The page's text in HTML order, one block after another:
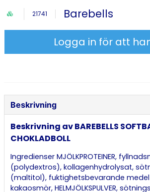
21741 Barebells
Logga in för att
Beskrivning
Beskrivning av BAREBELLS
CHOKLADBOLL
Ingredienser MJÖLKPROTEINER,
(polydextros), kollagenhydrolysat,
(maltitol), fuktighetsbevarande
kakaosmör, HELMJÖLKSPULVER,